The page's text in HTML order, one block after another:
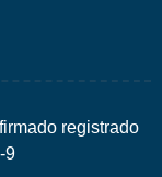
registrado
9